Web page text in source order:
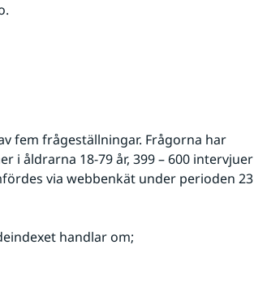
till annan webbplats.
fem frågeställningar. Frågorna har
i åldrarna 18-79 år, 399 – 600 intervjuer
via webbenkät under perioden 23
handlar om;